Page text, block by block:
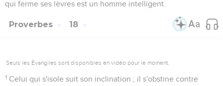
qui ferme ses lèvres est un homme intelligent.
Proverbes 18
Seuls les Évangiles sont disponibles en vidéo pour le moment.
1 Celui qui s'isole suit son inclination ; il s'obstine contre